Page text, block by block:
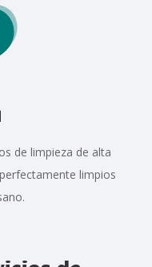
de limpieza de alta
limpios